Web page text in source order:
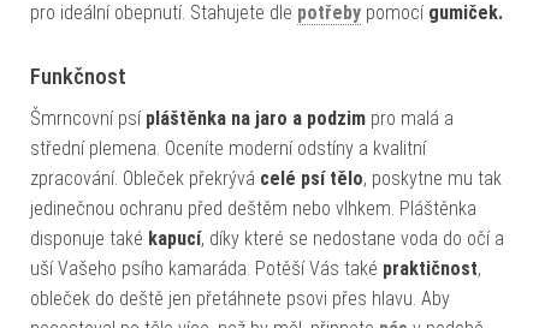
pro ideální obepnutí. Stahujete dle potřeby pomocí gumiček.
Funkčnost
Šmrncovní psí pláštěnka na jaro a podzim pro malá a
střední plemena. Oceníte moderní odstíny a kvalitní
zpracování. Obleček překrývá celé psí tělo, poskytne mu tak
jedinečnou ochranu před deštěm nebo vlhkem. Pláštěnka
disponuje také kapucí, díky které se nedostane voda do očí a
uší Vašeho psího kamaráda. Potěší Vás také praktičnost,
obleček do deště jen přetáhnete psovi přes hlavu. Aby